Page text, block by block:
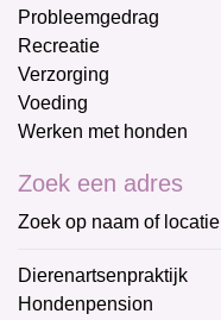
Probleemgedrag
Recreatie
Verzorging
Voeding
Werken met honden
Zoek een adres
Zoek op naam of locatie
Dierenartsenpraktijk
Hondenpension